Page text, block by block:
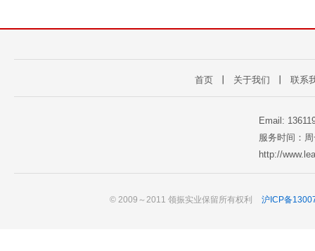
首页 关于我们 联系
Email:
服务时间：
http://
© 2009～2011 领振实业保留所有权利 沪ICP备